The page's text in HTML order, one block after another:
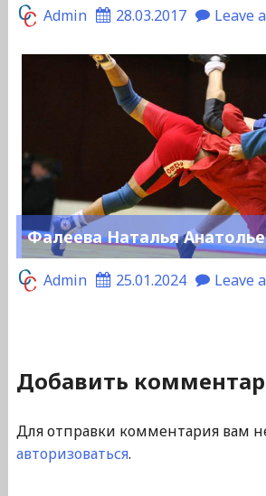
Admin 28.03.2017 Leave
Фалеева Наталья
Admin 25.01.2024 Leave
Добавить
Для отправки комментария вам
авторизоваться.